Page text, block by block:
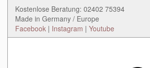
Kostenlose Beratung: 02402 75394
Made in Germany / Europe
Facebook | Instagram | Youtube